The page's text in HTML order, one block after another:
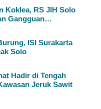
Koklea, RS JIH Solo
Gangguan
ISI Surakarta
Solo
Hadir di Tengah
Jeruk Sawit